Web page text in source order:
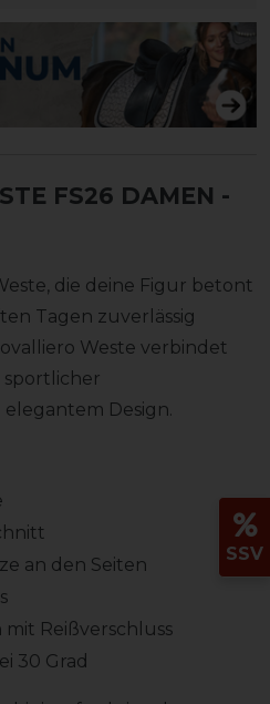
FS26 DAMEN -
die deine Figur betont
Tagen zuverlässig
Weste verbindet
sportlicher
Design.
an den Seiten
Reißverschluss
30 Grad
SSV